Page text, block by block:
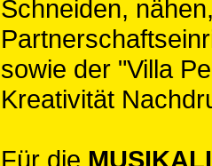
Schneiden,
sowie der "Villa
Kreativität
Für die